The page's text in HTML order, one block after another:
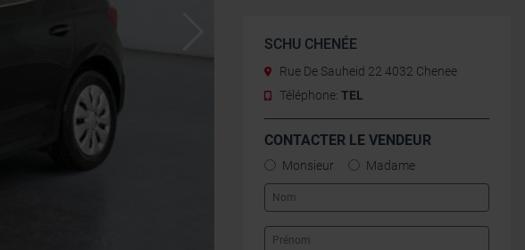
SCHU CHENÉE
Rue De Sauheid 22 4032 Chenee
Téléphone: TEL
CONTACTER LE VENDEUR
Monsieur Madame